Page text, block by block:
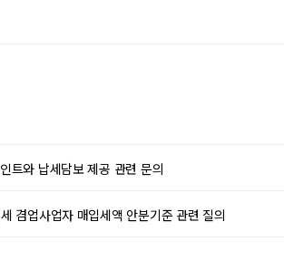
트와 납세담보 제공 관련 문의
겸업사업자 매입세액 안분기준 관련 질의